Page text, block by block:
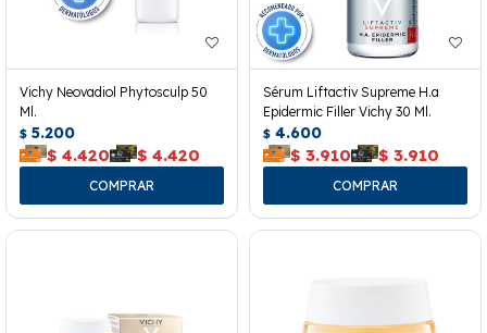
Vichy Neovadiol Phytosculp 50
Ml.
$ 5.200
$ 4.420 $ 4.420
Sérum Liftactiv Supreme H.a
Epidermic Filler Vichy 30 Ml.
$ 4.600
$ 3.910 $ 3.910